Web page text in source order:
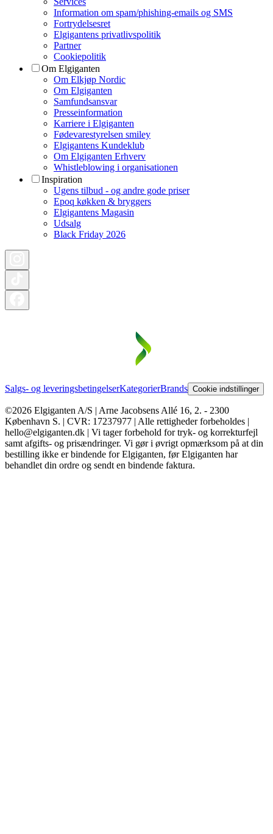
Information om spam/phishing-emails og SMS
Fortrydelsesret
Elgigantens privatlivspolitik
Partner
Cookiepolitik
Om Elgiganten
Om Elkjøp Nordic
Om Elgiganten
Samfundsansvar
Presseinformation
Karriere i Elgiganten
Fødevarestyrelsen smiley
Elgigantens Kundeklub
Om Elgiganten Erhverv
Whistleblowing i organisationen
Inspiration
Ugens tilbud - og andre gode priser
Epoq køkken & bryggers
Elgigantens Magasin
Udsalg
Black Friday 2026
Salgs- og leveringsbetingelserKategorierBrands Cookie indstillinger
©2026 Elgiganten A/S | Arne Jacobsens Allé 16, 2. - 2300
København S. | CVR: 17237977 | Alle rettigheder forbeholdes |
hello@elgiganten.dk | Vi tager forbehold for tryk- og korrekturfejl
samt afgifts- og prisændringer. Vi gør i øvrigt opmærksom på at din
bestilling ikke er bindende for Elgiganten, før Elgiganten har
behandlet din ordre og sendt en bindende faktura.